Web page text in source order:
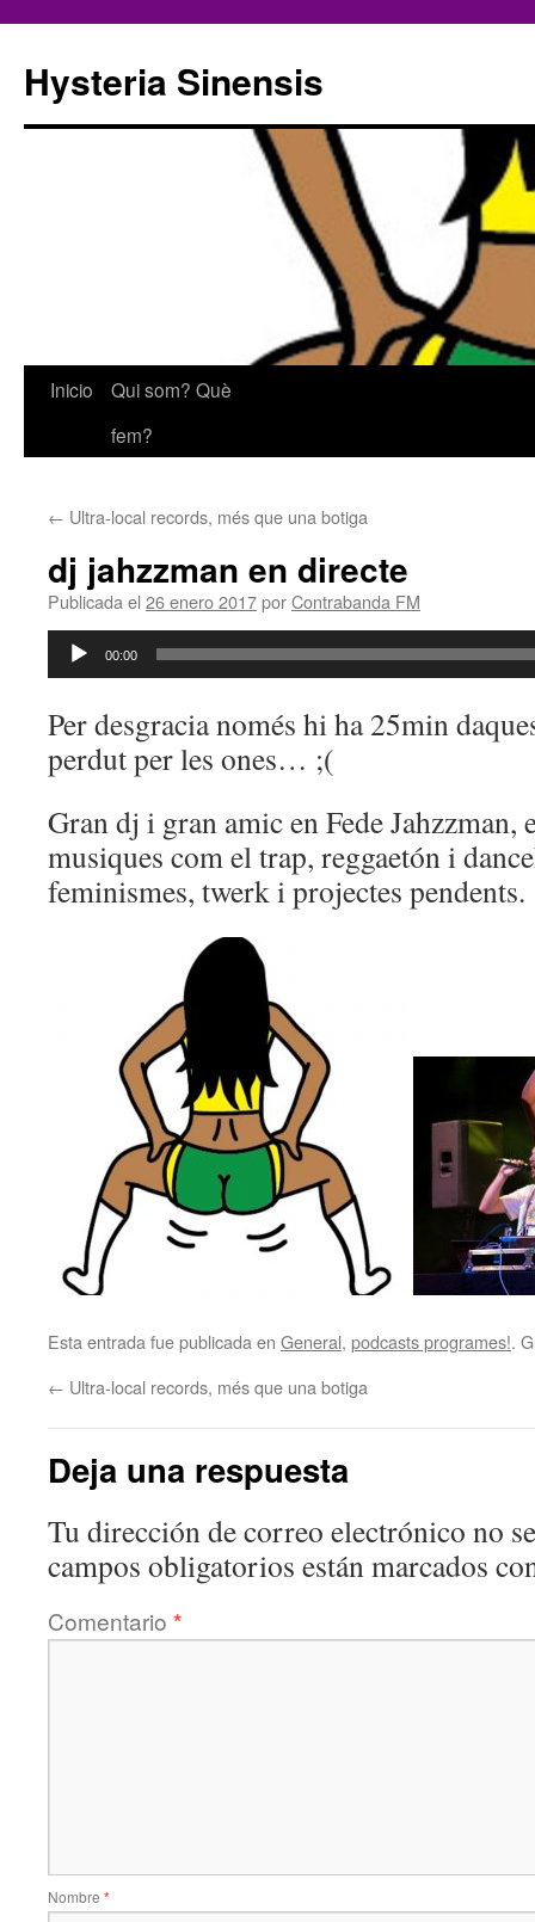
Hysteria Sinensis
Saltar
Inicio
Qui som? Què
fem?
← Ultra-local records, més que una botiga
dj jahzzman en directe
Publicada el 26 enero 2017porContrabanda FM
Reproductor
00:00
Per desgracia només hi ha 25min
perdut per les ones… ;(
Gran dj i gran amic en Fede Jahzzman,
musiques com el trap, reggaetón i
feminismes, twerk i projectes pendents.
Esta entrada fue publicada en General, podcasts programes!.
← Ultra-local records, més que una botiga
Deja una respuesta
Tu dirección de correo electrónico no
campos obligatorios están marcados
Comentario *
Nombre *